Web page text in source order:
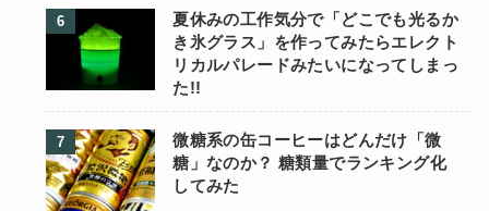
夏休みの工作気分で「どこでも光るか
き氷グラス」を作ってみたらエレクト
リカルパレードみたいになってしまっ
た!!
微糖系の缶コーヒーはどんだけ「微
糖」なのか？ 糖類量でランキング化
してみた